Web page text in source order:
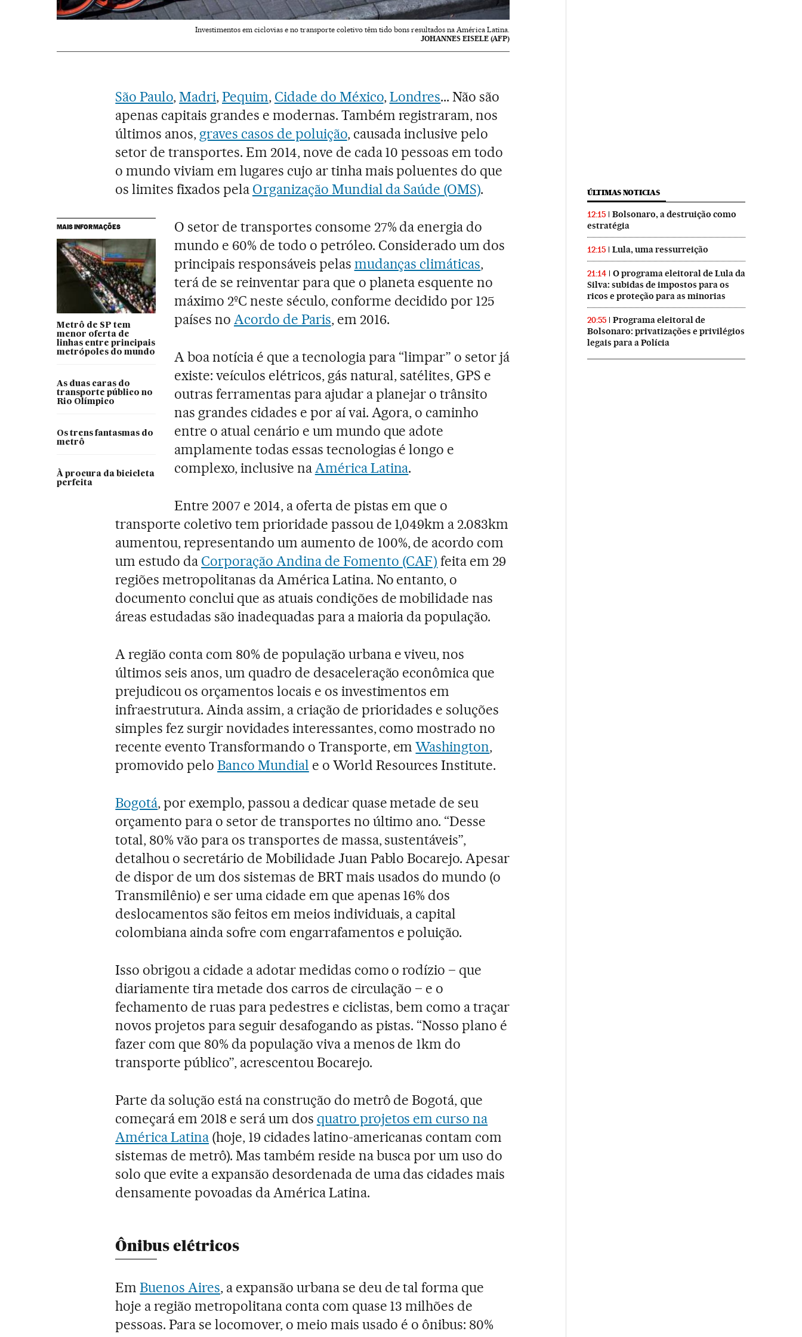
Investimentos em ciclovias e no transporte coletivo têm tido bons resultados na América Latina.
JOHANNES EISELE (AFP)
São Paulo,Madri,Pequim, Cidade do México,Londres... Não são
apenas capitais grandes e modernas. Também registraram, nos
últimos anos, graves casos de poluição, causada inclusive pelo
setor de transportes. Em 2014, nove de cada 10 pessoas em todo
o mundo viviam em lugares cujo ar tinha mais poluentes do que
os limites fixados pela Organização Mundial da Saúde (OMS).
MAIS INFORMAÇÕES
Metrô de SP tem
menor oferta de
linhas entre principais
metrópoles do mundo
As duas caras do
transporte público no
Rio Olímpico
Os trens fantasmas do
metrô
À procura da bicicleta
perfeita
O setor de transportes consome 27% da energia do
mundo e 60% de todo o petróleo. Considerado um dos
principais responsáveis pelas mudanças climáticas,
terá de se reinventar para que o planeta esquente no
máximo 2ºC neste século, conforme decidido por 125
países no Acordo de Paris, em 2016.
A boa notícia é que a tecnologia para “limpar” o setor já
existe: veículos elétricos, gás natural, satélites, GPS e
outras ferramentas para ajudar a planejar o trânsito
nas grandes cidades e por aí vai. Agora, o caminho
entre o atual cenário e um mundo que adote
amplamente todas essas tecnologias é longo e
complexo, inclusive naAmérica Latina.
Entre 2007 e 2014, a oferta de pistas em que o
transporte coletivo tem prioridade passou de 1,049km a 2.083km
aumentou, representando um aumento de 100%, de acordo com
um estudo da Corporação Andina de Fomento (CAF) feita em 29
regiões metropolitanas da América Latina. No entanto, o
documento conclui que as atuais condições de mobilidade nas
áreas estudadas são inadequadas para a maioria da população.
A região conta com 80% de população urbana e viveu, nos
últimos seis anos, um quadro de desaceleração econômica que
prejudicou os orçamentos locais e os investimentos em
infraestrutura. Ainda assim, a criação de prioridades e soluções
simples fez surgir novidades interessantes, como mostrado no
recente evento Transformando o Transporte, emWashington,
promovido peloBanco Mundial e o World Resources Institute.
Bogotá, por exemplo, passou a dedicar quase metade de seu
orçamento para o setor de transportes no último ano. “Desse
total, 80% vão para os transportes de massa, sustentáveis”,
detalhou o secretário de Mobilidade Juan Pablo Bocarejo. Apesar
de dispor de um dos sistemas de BRT mais usados do mundo (o
Transmilênio) e ser uma cidade em que apenas 16% dos
deslocamentos são feitos em meios individuais, a capital
colombiana ainda sofre com engarrafamentos e poluição.
Isso obrigou a cidade a adotar medidas como o rodízio – que
diariamente tira metade dos carros de circulação – e o
fechamento de ruas para pedestres e ciclistas, bem como a traçar
novos projetos para seguir desafogando as pistas. “Nosso plano é
fazer com que 80% da população viva a menos de 1km do
transporte público”, acrescentou Bocarejo.
Parte da solução está na construção do metrô de Bogotá, que
começará em 2018 e será um dos quatro projetos em curso na
América Latina (hoje, 19 cidades latino-americanas contam com
sistemas de metrô). Mas também reside na busca por um uso do
solo que evite a expansão desordenada de uma das cidades mais
densamente povoadas da América Latina.
Ônibus elétricos
EmBuenos Aires, a expansão urbana se deu de tal forma que
hoje a região metropolitana conta com quase 13 milhões de
pessoas. Para se locomover, o meio mais usado é o ônibus: 80%
ÚLTIMAS NOTICIAS
12:15
Bolsonaro, a destruição como
estratégia
12:15 Lula, uma ressurreição
21:14
O programa eleitoral de Lula da
Silva: subidas de impostos para os
ricos e proteção para as minorias
20:55
Programa eleitoral de
Bolsonaro: privatizações e privilégios
legais para a Polícia